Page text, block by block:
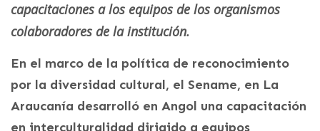
capacitaciones a los equipos de los organismos
colaboradores de la institución.
En el marco de la política de reconocimiento
por la diversidad cultural, el Sename, en La
Araucanía desarrolló en Angol una capacitación
en interculturalidad dirigido a equipos